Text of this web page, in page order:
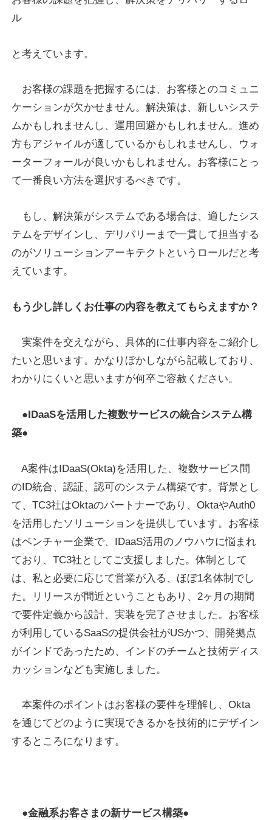
ル
と考えています。
お客様の課題を把握するには、お客様とのコミュニ
ケーションが欠かせません。解決策は、新しいシステ
ムかもしれませんし、運用回避かもしれません。進め
方もアジャイルが適しているかもしれませんし、ウォ
ーターフォールが良いかもしれません。お客様にとっ
て一番良い方法を選択するべきです。
もし、解決策がシステムである場合は、適したシス
テムをデザインし、デリバリーまで一貫して担当する
のがソリューションアーキテクトというロールだと考
えています。
もう少し詳しくお仕事の内容を教えてもらえますか？
実案件を交えながら、具体的に仕事内容をご紹介し
たいと思います。かなりぼかしながら記載しており、
わかりにくいと思いますが何卒ご容赦ください。
●IDaaSを活用した複数サービスの統合システム構
築●
A案件はIDaaS(Okta)を活用した、複数サービス間
のID統合、認証、認可のシステム構築です。背景とし
て、TC3社はOktaのパートナーであり、OktaやAuth0
を活用したソリューションを提供しています。お客様
はベンチャー企業で、IDaaS活用のノウハウに悩まれ
ており、TC3社としてご支援しました。体制として
は、私と必要に応じて営業が入る、ほぼ1名体制でし
た。リリースが間近ということもあり、2ヶ月の期間
で要件定義から設計、実装を完了させました。お客様
が利用しているSaaSの提供会社がUSかつ、開発拠点
がインドであったため、インドのチームと技術ディス
カッションなども実施しました。
本案件のポイントはお客様の要件を理解し、Okta
を通じてどのように実現できるかを技術的にデザイン
するところになります。
●金融系お客さまの新サービス構築●